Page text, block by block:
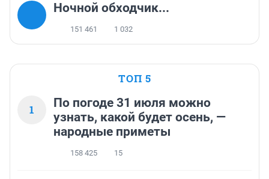
Ночной обходчик...
151 461 1 032
ТОП 5
1
По погоде 31 июля можно
узнать, какой будет осень, —
народные приметы
158 425 15